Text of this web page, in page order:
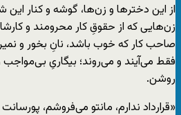
از این دختر‌ها و زن‌ها، گوشه و کنار
زن‌هایی که از حقوقِ کار محرومند و
صاحب کار که خوب باشد، نانِ بخور و
فقط می‌آیند و می‌روند؛ بیگاریِ
روشن.
«قرارداد ندارم، مانتو می‌فروشم،